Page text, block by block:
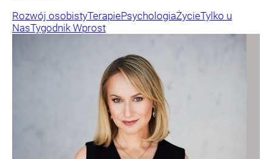
Rozwój osobistyTerapiePsychologiaŻycieTylko u
NasTygodnik Wprost